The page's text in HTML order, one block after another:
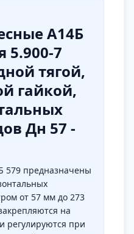
А14Б
5.900-7
тягой,
гайкой,
Дн 57 -
579 предназначены
от 57 мм до 273
на
регулируются при